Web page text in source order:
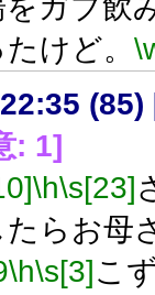
をガブ飲
けど。
(85)
: 1]
\h\s[23]
たらお母
\h\s[3]こ